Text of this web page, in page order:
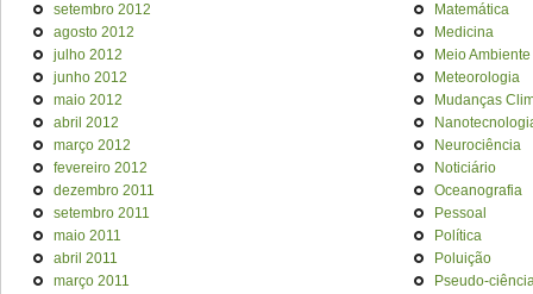
setembro 2012
agosto 2012
julho 2012
junho 2012
maio 2012
abril 2012
março 2012
fevereiro 2012
dezembro 2011
setembro 2011
maio 2011
abril 2011
março 2011
Matemática
Medicina
Meio Ambiente
Meteorologia
Mudanças
Neurociência
Noticiário
Oceanografia
Pessoal
Política
Poluição
Pseudo-